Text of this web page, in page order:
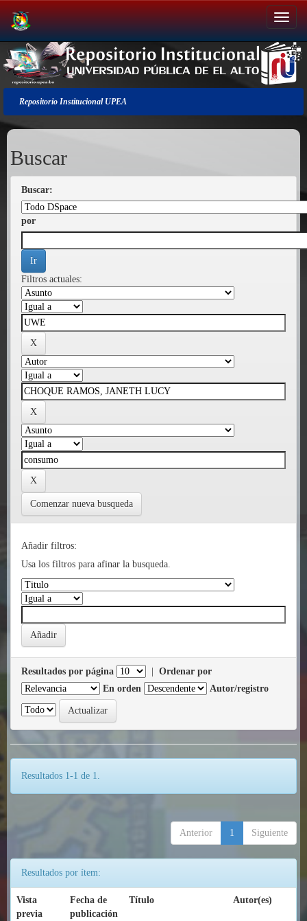
Salir
de
la
navegación
Repositorio Institucional UPEA
Buscar
Buscar:
por
Filtros actuales:
Comenzar nueva busqueda
Añadir filtros:
Usa los filtros para afinar la busqueda.
Resultados por página
Ordenar por
En orden
Autor/registro
Resultados 1-1 de 1.
Anterior 1 Siguiente
Resultados por ítem:
Vista
previa
Fecha de
publicación
Título Autor(es)